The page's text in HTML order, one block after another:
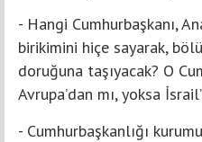
- Hangi Cumhurbaşkanı,
birikimini hiçe sayarak,
doruğuna taşıyacak? O
Avrupa’dan mı, yoksa
- Cumhurbaşkanlığı